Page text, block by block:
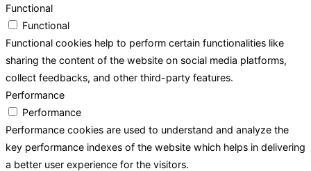
Functional
Functional
Functional cookies help to perform certain functionalities like
sharing the content of the website on social media platforms,
collect feedbacks, and other third-party features.
Performance
Performance
Performance cookies are used to understand and analyze the
key performance indexes of the website which helps in delivering
a better user experience for the visitors.